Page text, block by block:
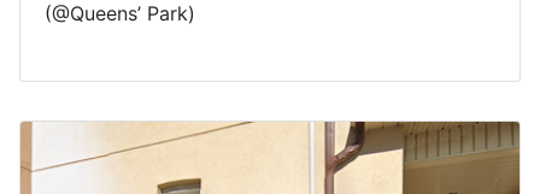
(@Queens’ Park)